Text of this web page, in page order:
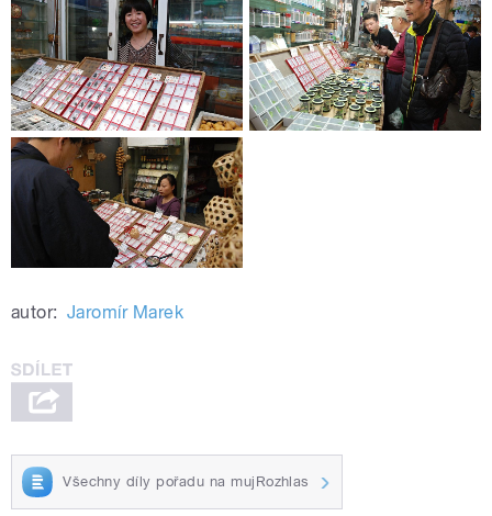
autor: Jaromír Marek
Všechny díly pořadu na mujRozhlas